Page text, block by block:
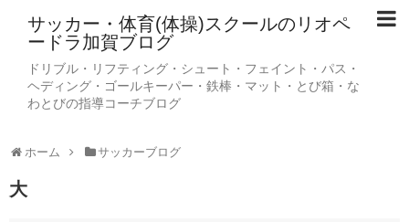
サッカー・体育(体操)スクールのリオペ
ードラ加賀ブログ
ドリブル・リフティング・シュート・フェイント・パス・
ヘディング・ゴールキーパー・鉄棒・マット・とび箱・な
わとびの指導コーチブログ
ホーム サッカーブログ
大